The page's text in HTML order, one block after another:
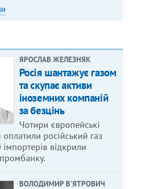
ЯРОСЛАВ ЖЕЛЕЗНЯК
Росія шантажує газом
та скупає активи
іноземних компаній
за безцінь
Чотири європейські
оплатили російський газ
відкрили
ВОЛОДИМИР В'ЯТРОВИЧ